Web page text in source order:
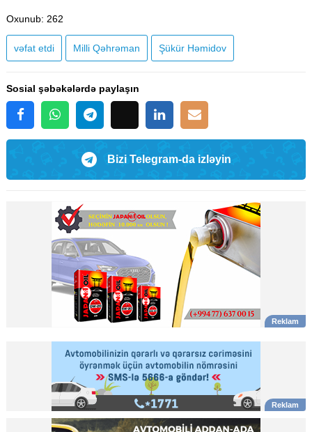
Oxunub: 262
vəfat etdi Milli Qəhrəman Şükür Həmidov
Sosial şəbəkələrdə paylaşın
Bizi Telegram-da izləyin